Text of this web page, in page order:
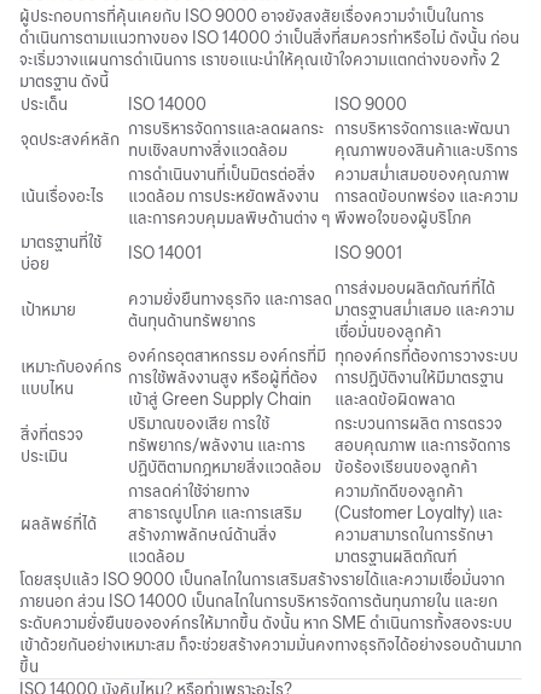
ผู้ประกอบการที่คุ้นเคยกับ ISO 9000 อาจยังสงสัยเรื่องความจำเป็นในการ
ดำเนินการตามแนวทางของ ISO 14000 ว่าเป็นสิ่งที่สมควรทำหรือไม่ ดังนั้น ก่อน
จะเริ่มวางแผนการดำเนินการ เราขอแนะนำให้คุณเข้าใจความแตกต่างของทั้ง 2
มาตรฐาน ดังนี้
ประเด็น
ISO 14000
ISO 9000
จุดประสงค์หลัก
การบริหารจัดการและลดผลกระ
ทบเชิงลบทางสิ่งแวดล้อม
การบริหารจัดการและพัฒนา
คุณภาพของสินค้าและบริการ
เน้นเรื่องอะไร
การดำเนินงานที่เป็นมิตรต่อสิ่ง
แวดล้อม การประหยัดพลังงาน
และการควบคุมมลพิษด้านต่าง ๆ
ความสม่ำเสมอของคุณภาพ
การลดข้อบกพร่อง และความ
พึงพอใจของผู้บริโภค
มาตรฐานที่ใช้
บ่อย
ISO 14001 ISO 9001
เป้าหมาย
ความยั่งยืนทางธุรกิจ และการลด
ต้นทุนด้านทรัพยากร
การส่งมอบผลิตภัณฑ์ที่ได้
มาตรฐานสม่ำเสมอ และความ
เชื่อมั่นของลูกค้า
เหมาะกับองค์กร
แบบไหน
องค์กรอุตสาหกรรม องค์กรที่มี
การใช้พลังงานสูง หรือผู้ที่ต้อง
เข้าสู่ Green Supply Chain
ทุกองค์กรที่ต้องการวางระบบ
การปฏิบัติงานให้มีมาตรฐาน
และลดข้อผิดพลาด
สิ่งที่ตรวจ
ประเมิน
ปริมาณของเสีย การใช้
ทรัพยากร/พลังงาน และการ
ปฏิบัติตามกฎหมายสิ่งแวดล้อม
กระบวนการผลิต การตรวจ
สอบคุณภาพ และการจัดการ
ข้อร้องเรียนของลูกค้า
ผลลัพธ์ที่ได้
การลดค่าใช้จ่ายทาง
สาธารณูปโภค และการเสริม
สร้างภาพลักษณ์ด้านสิ่ง
แวดล้อม
ความภักดีของลูกค้า
(Customer Loyalty) และ
ความสามารถในการรักษา
มาตรฐานผลิตภัณฑ์
โดยสรุปแล้ว ISO 9000 เป็นกลไกในการเสริมสร้างรายได้และความเชื่อมั่นจาก
ภายนอก ส่วน ISO 14000 เป็นกลไกในการบริหารจัดการต้นทุนภายใน และยก
ระดับความยั่งยืนขององค์กรให้มากขึ้น ดังนั้น หาก SME ดำเนินการทั้งสองระบบ
เข้าด้วยกันอย่างเหมาะสม ก็จะช่วยสร้างความมั่นคงทางธุรกิจได้อย่างรอบด้านมาก
ขึ้น
ISO 14000 บังคับไหม? หรือทำเพราะอะไร?